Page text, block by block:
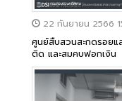
22 กันยายน 2566
ศูนย์สืบสวนสะกดรอยแ
ติด และสมคบฟอกเงิน